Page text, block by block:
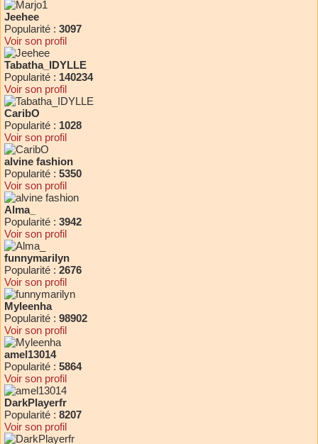
Jeehee
Popularité : 3097
Voir son profil
Tabatha_IDYLLE
Popularité : 140234
Voir son profil
CaribO
Popularité : 1028
Voir son profil
alvine fashion
Popularité : 5350
Voir son profil
Alma_
Popularité : 3942
Voir son profil
funnymarilyn
Popularité : 2676
Voir son profil
Myleenha
Popularité : 98902
Voir son profil
amel13014
Popularité : 5864
Voir son profil
DarkPlayerfr
Popularité : 8207
Voir son profil